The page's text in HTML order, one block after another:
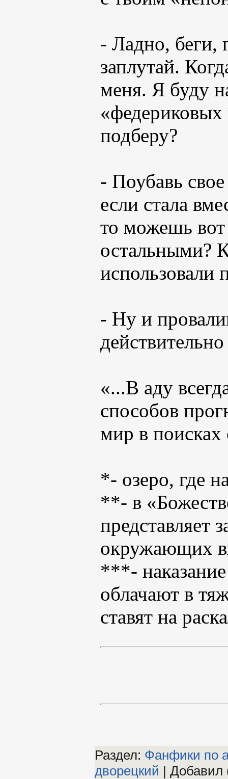
- Ладно, беги,
заплутай.
меня. Я буду
подберу?
- Поубавь
если стала
то можешь вот
остальными?
использовали
- Ну и
«...В аду
способов
мир в поисках
*- озеро, где
**- в
представляет
окружающих
***-
облачают в
ставят на
Раздел: Фанфики по
дворецкий | Добавил